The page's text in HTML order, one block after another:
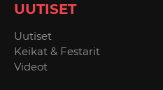
UUTISET
Uutiset
Keikat & Festarit
Videot